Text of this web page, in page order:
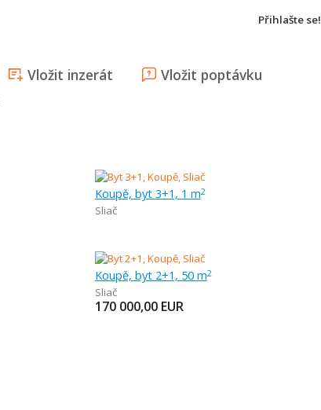
Přihlašte se!
Vložit inzerát Vložit poptávku
Koupě, byt 3+1, 1 m2
Sliač
Koupě, byt 2+1, 50 m2
Sliač
170 000,00 EUR